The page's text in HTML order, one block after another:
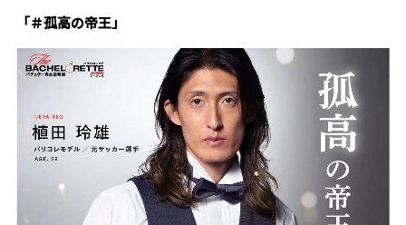
「＃孤高の帝王」